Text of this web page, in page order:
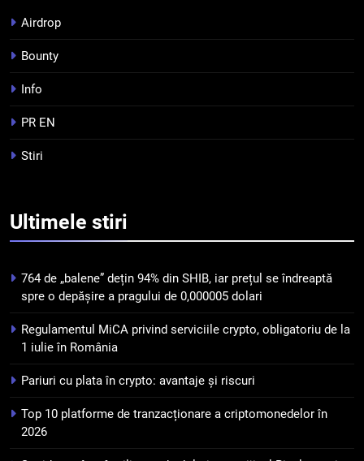
4
criptomonedelor în 2026
INFO
pierdut jumătate din aceștia
puțin de 24 de ore
6
Banii digitali și arhitectura
încrederii: O nouă viziune asupra
7
WhiteBIT și FC Barcelona
Airdrop
Bounty
Info
PR EN
Stiri
Ultimele stiri
764 de „balene” dețin 94% din SHIB, iar prețul se îndreaptă
spre o depășire a pragului de 0,000005 dolari
Regulamentul MiCA privind serviciile crypto, obligatoriu de la
1 iulie în România
Pariuri cu plata în crypto: avantaje și riscuri
Top 10 platforme de tranzacționare a criptomonedelor în
2026